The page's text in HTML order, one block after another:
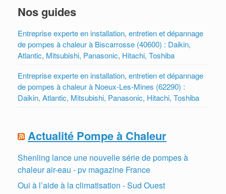
Nos guides
Entreprise experte en installation, entretien et dépannage
de pompes à chaleur à Biscarrosse (40600) : Daikin,
Atlantic, Mitsubishi, Panasonic, Hitachi, Toshiba
Entreprise experte en installation, entretien et dépannage
de pompes à chaleur à Noeux-Les-Mines (62290) :
Daikin, Atlantic, Mitsubishi, Panasonic, Hitachi, Toshiba
Actualité Pompe à Chaleur
Shenling lance une nouvelle série de pompes à
chaleur air-eau - pv magazine France
Oui à l’aide à la climatisation - Sud Ouest